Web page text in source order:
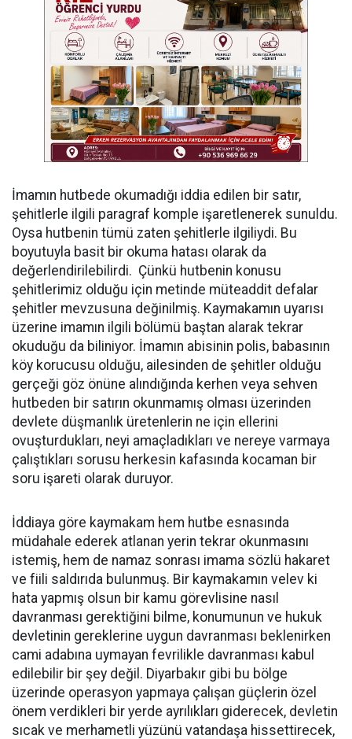
İmamın hutbede okumadığı iddia edilen bir satır,
şehitlerle ilgili paragraf komple işaretlenerek sunuldu.
Oysa hutbenin tümü zaten şehitlerle ilgiliydi. Bu
boyutuyla basit bir okuma hatası olarak da
değerlendirilebilirdi. Çünkü hutbenin konusu
şehitlerimiz olduğu için metinde müteaddit defalar
şehitler mevzusuna değinilmiş. Kaymakamın uyarısı
üzerine imamın ilgili bölümü baştan alarak tekrar
okuduğu da biliniyor. İmamın abisinin polis, babasının
köy korucusu olduğu, ailesinden de şehitler olduğu
gerçeği göz önüne alındığında kerhen veya sehven
hutbeden bir satırın okunmamış olması üzerinden
devlete düşmanlık üretenlerin ne için ellerini
ovuşturdukları, neyi amaçladıkları ve nereye varmaya
çalıştıkları sorusu herkesin kafasında kocaman bir
soru işareti olarak duruyor.
İddiaya göre kaymakam hem hutbe esnasında
müdahale ederek atlanan yerin tekrar okunmasını
istemiş, hem de namaz sonrası imama sözlü hakaret
ve fiili saldırıda bulunmuş. Bir kaymakamın velev ki
hata yapmış olsun bir kamu görevlisine nasıl
davranması gerektiğini bilme, konumunun ve hukuk
devletinin gereklerine uygun davranması beklenirken
cami adabına uymayan fevrilikle davranması kabul
edilebilir bir şey değil. Diyarbakır gibi bu bölge
üzerinde operasyon yapmaya çalışan güçlerin özel
önem verdikleri bir yerde ayrılıkları giderecek, devletin
sıcak ve merhametli yüzünü vatandaşa hissettirecek,